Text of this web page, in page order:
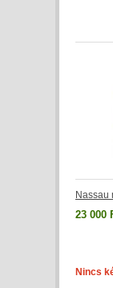
Nassau
23 000
Nincs